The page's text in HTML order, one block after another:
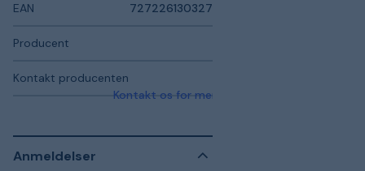
EAN 727226130327
Producent
Kontakt producenten
Kontakt os for mere information
Anmeldelser